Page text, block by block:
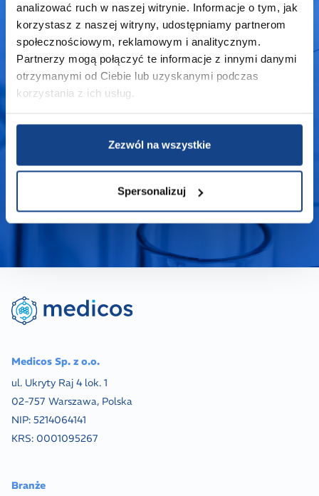
analizować ruch w naszej witrynie. Informacje o tym, jak
korzystasz z naszej witryny, udostępniamy partnerom
społecznościowym, reklamowym i analitycznym.
Partnerzy mogą połączyć te informacje z innymi danymi
otrzymanymi od Ciebie lub uzyskanymi podczas
korzystania z ich usług.
Zezwól na wszystkie
Spersonalizuj
Jeśli nie mogłeś znaleźć produktu, który
Cię interesuje, prosimy o kontakt poprzez
formularz kontaktowy.
Medicos Sp. z o.o.
ul. Ukryty Raj 4 lok. 1
02-757 Warszawa, Polska
NIP: 5214064141
KRS: 0001095267
Branże